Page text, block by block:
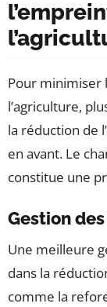
Pour minimiser
l’agriculture,
la réduction de
en avant. Le
constitue une
Gestion
Une meilleure
dans la
comme la